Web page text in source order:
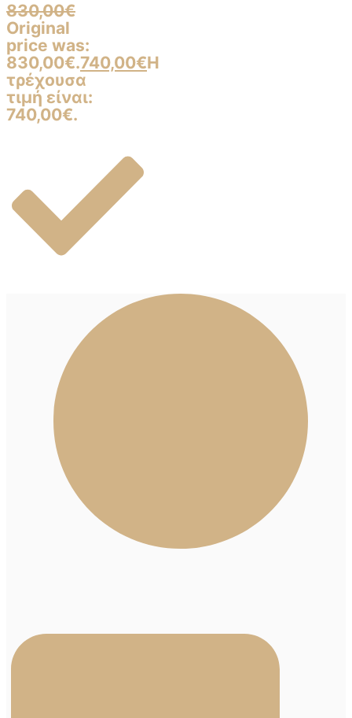
830,00€
Original
price was:
830,00€.740,00€Η
τρέχουσα
τιμή είναι:
740,00€.